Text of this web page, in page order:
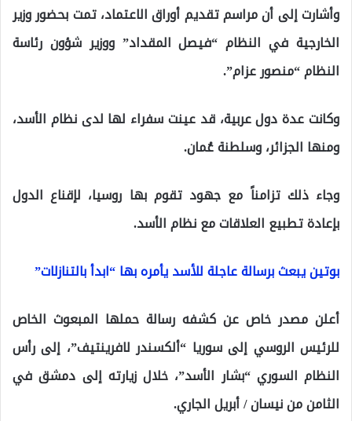
وأشارت إلى أن مراسم تقديم أوراق الاعتماد، تمت بحضور وزير
الخارجية في النظام “فيصل المقداد” ووزير شؤون رئاسة
النظام “منصور عزام”.
وكانت عدة دول عربية، قد عينت سفراء لها لدى نظام الأسد،
ومنها الجزائر، وسلطنة عُمان.
وجاء ذلك تزامناً مع جهود تقوم بها روسيا، لإقناع الدول
بإعادة تطبيع العلاقات مع نظام الأسد.
بوتين يبعث برسالة عاجلة للأسد يأمره بها “ابدأ بالتنازلات”
أعلن مصدر خاص عن كشفه رسالة حملها المبعوث الخاص
للرئيس الروسي إلى سوريا “ألكسندر لافرينتيف”، إلى رأس
النظام السوري “بشار الأسد”، خلال زيارته إلى دمشق في
الثامن من نيسان / أبريل الجاري.